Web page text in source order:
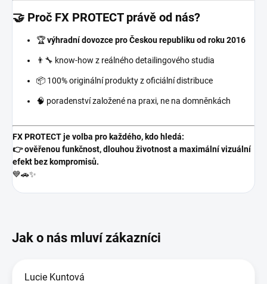
🤝 Proč FX PROTECT právě od nás?
🏆výhradní dovozce pro Českou republiku od roku 2016
👨‍🔧 know-how z reálného detailingového studia
📦 100% originální produkty z oficiální distribuce
🧠 poradenství založené na praxi, ne na domněnkách
FX PROTECT je volba pro každého, kdo hledá:
👉 ověřenou funkčnost, dlouhou životnost a maximální vizuální
efekt bez kompromisů.
💙🚗✨
Lucie Kuntová